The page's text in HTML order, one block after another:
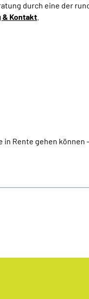
durch eine der
& Kontakt
Rente gehen